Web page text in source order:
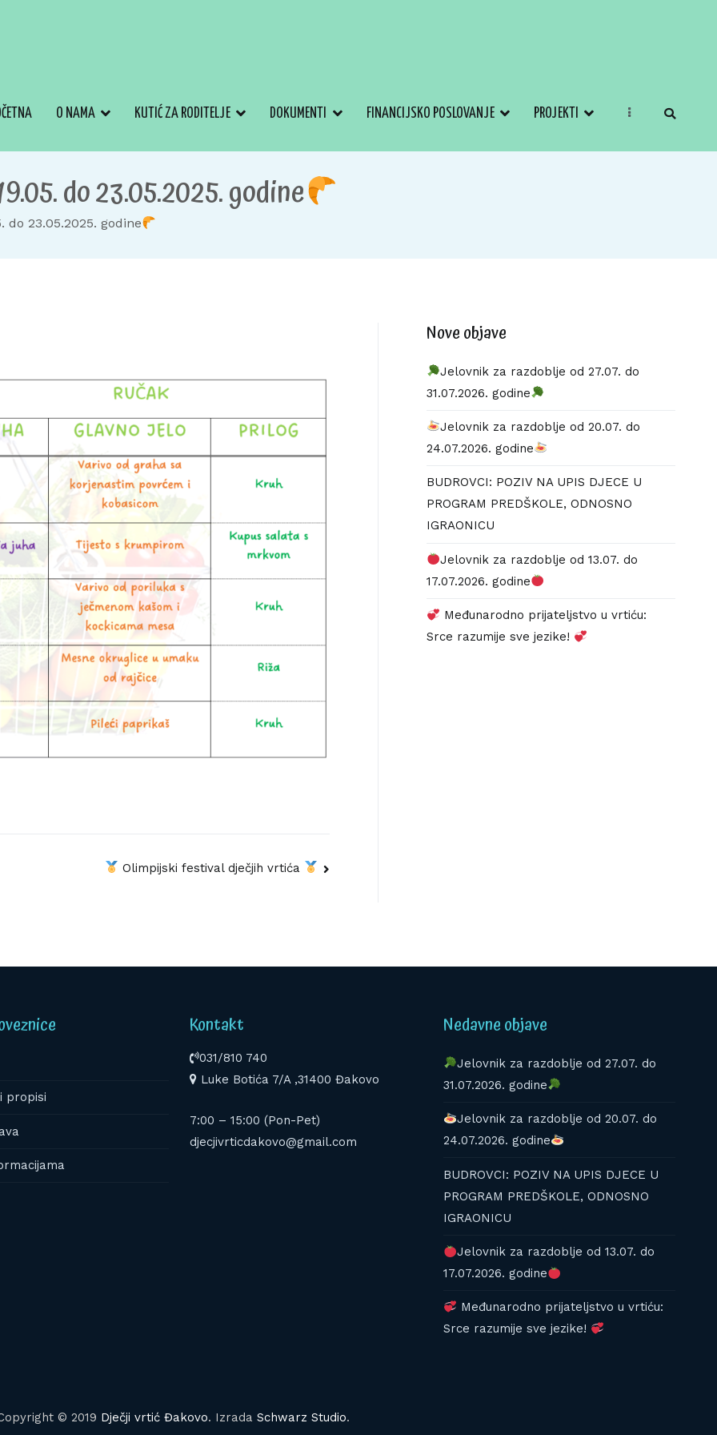
O NAMA KUTIĆ ZA RODITELJE DOKUMENTI FINANCIJSKO POSLOVANJE PROJEKTI
do 23.05.2025. godine
do 23.05.2025. godine
Olimpijski festival dječjih vrtića
Nove objave
Jelovnik za razdoblje od 27.07. do
31.07.2026. godine
Jelovnik za razdoblje od 20.07. do
24.07.2026. godine
BUDROVCI: POZIV NA UPIS DJECE U
PROGRAM PREDŠKOLE, ODNOSNO
IGRAONICU
Jelovnik za razdoblje od 13.07. do
17.07.2026. godine
Međunarodno prijateljstvo u vrtiću:
Srce razumije sve jezike!
propisi
Kontakt
031/810 740
Luke Botića 7/A ,31400 Đakovo
7:00 – 15:00 (Pon-Pet)
djecjivrticdakovo@gmail.com
Nedavne objave
Jelovnik za razdoblje od 27.07. do
31.07.2026. godine
Jelovnik za razdoblje od 20.07. do
24.07.2026. godine
BUDROVCI: POZIV NA UPIS DJECE U
PROGRAM PREDŠKOLE, ODNOSNO
IGRAONICU
Jelovnik za razdoblje od 13.07. do
17.07.2026. godine
Međunarodno prijateljstvo u vrtiću:
Srce razumije sve jezike!
© 2019 Dječji vrtić Đakovo. Izrada Schwarz Studio.